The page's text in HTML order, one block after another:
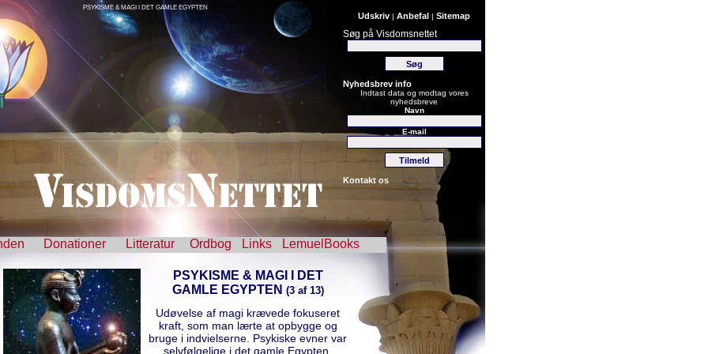
Udskriv | Anbefal | Sitemap
Søg på Visdomsnettet
Nyhedsbrev info
Indtast data og modtag vores
nyhedsbreve
Navn
E-mail
Kontakt os
PSYKISME & MAGI I DET GAMLE EGYPTEN
Donationer Litteratur Ordbog Links LemuelBooks
PSYKISME & MAGI I DET
GAMLE EGYPTEN (3 af 13)
Udøvelse af magi krævede fokuseret
kraft, som man lærte at opbygge og
bruge i indvielserne. Psykiske evner var
selvfølgelige i det gamle Egypten.